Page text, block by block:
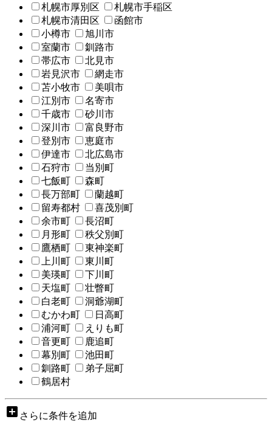
札幌市厚別区
札幌市手稲区
札幌市清田区
函館市
小樽市
旭川市
室蘭市
釧路市
帯広市
北見市
岩見沢市
網走市
苫小牧市
美唄市
江別市
名寄市
千歳市
砂川市
深川市
富良野市
登別市
恵庭市
伊達市
北広島市
石狩市
当別町
七飯町
森町
長万部町
蘭越町
留寿都村
喜茂別町
余市町
長沼町
月形町
秩父別町
鷹栖町
東神楽町
上川町
東川町
美瑛町
下川町
天塩町
壮瞥町
白老町
洞爺湖町
むかわ町
日高町
浦河町
えりも町
音更町
鹿追町
幕別町
池田町
釧路町
弟子屈町
鶴居村
add_box さらに条件を追加